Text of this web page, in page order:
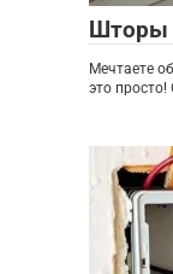
Шторы
Мечтаете
это просто!